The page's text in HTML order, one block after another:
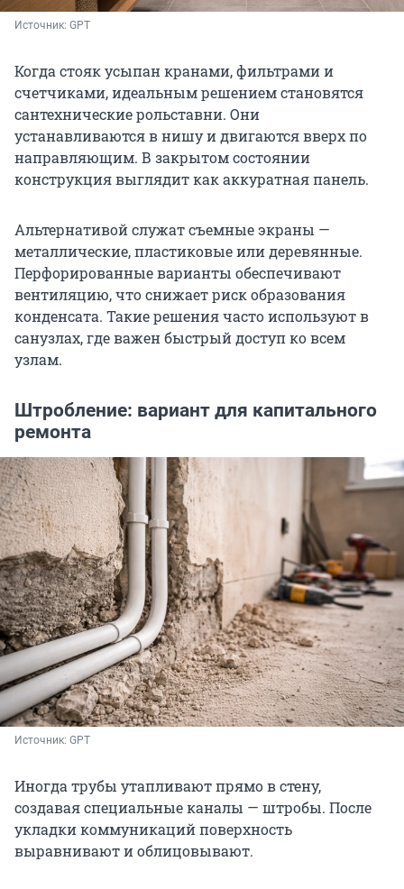
Источник: GPT
Когда стояк усыпан кранами, фильтрами и
счетчиками, идеальным решением становятся
сантехнические рольставни. Они
устанавливаются в нишу и двигаются вверх по
направляющим. В закрытом состоянии
конструкция выглядит как аккуратная панель.
Альтернативой служат съемные экраны —
металлические, пластиковые или деревянные.
Перфорированные варианты обеспечивают
вентиляцию, что снижает риск образования
конденсата. Такие решения часто используют в
санузлах, где важен быстрый доступ ко всем
узлам.
Штробление: вариант для капитального
ремонта
Источник: GPT
Иногда трубы утапливают прямо в стену,
создавая специальные каналы — штробы. После
укладки коммуникаций поверхность
выравнивают и облицовывают.